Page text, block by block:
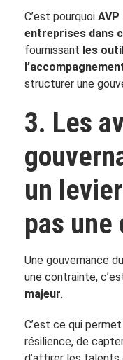
C’est pourquoi
entreprises dans
fournissant les
structurer une
3. Les
un
pas
Une gouvernance
une contrainte,
majeur.
C’est ce qui
résilience, de